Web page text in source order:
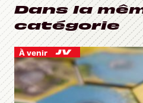
Dans la
catégorie
À venir